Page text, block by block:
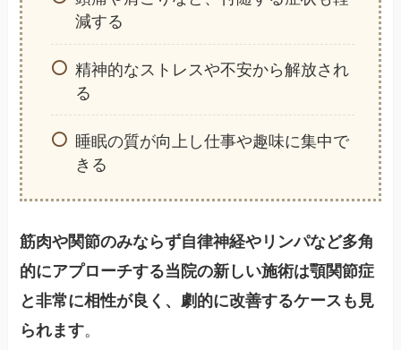
減する
精神的なストレスや不安から解放され
る
睡眠の質が向上し仕事や趣味に集中で
きる
筋肉や関節のみならず自律神経やリンパなど多角
的にアプローチする当院の新しい施術は顎関節症
と非常に相性が良く、劇的に改善するケースも見
られます。